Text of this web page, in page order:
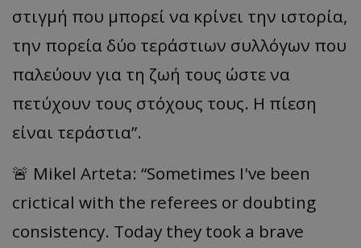
στιγμή που μπορεί να κρίνει την ιστορία,
την πορεία δύο τεράστιων συλλόγων που
παλεύουν για τη ζωή τους ώστε να
πετύχουν τους στόχους τους. Η πίεση
είναι τεράστια”.
🚨 Mikel Arteta: “Sometimes I've been
crictical with the referees or doubting
consistency. Today they took a brave